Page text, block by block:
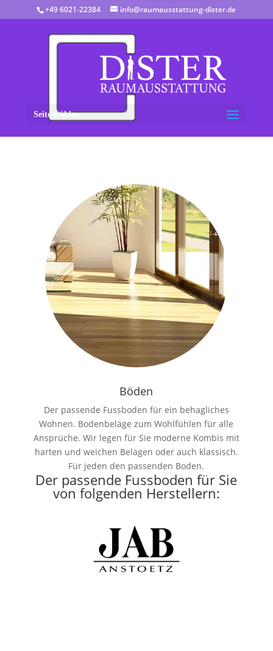
+49 6021-22384 info@raumausstattung-dister.de
Seite wählen
Böden
Der passende Fussboden für ein behagliches
Wohnen. Bodenbeläge zum Wohlfühlen für alle
Ansprüche. Wir legen für Sie moderne Kombis mit
harten und weichen Belägen oder auch klassisch.
Für jeden den passenden Boden.
Der passende Fussboden für Sie
von folgenden Herstellern: